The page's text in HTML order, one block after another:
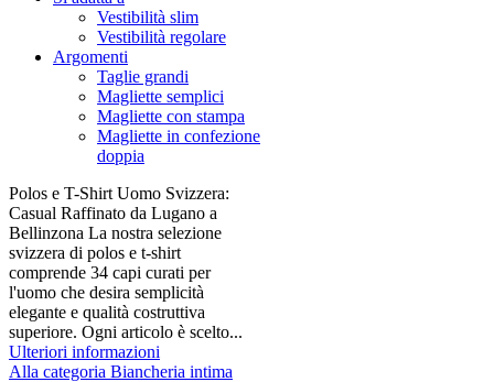
Vestibilità slim
Vestibilità regolare
Argomenti
Taglie grandi
Magliette semplici
Magliette con stampa
Magliette in confezione
doppia
Polos e T-Shirt Uomo Svizzera:
Casual Raffinato da Lugano a
Bellinzona La nostra selezione
svizzera di polos e t-shirt
comprende 34 capi curati per
l'uomo che desira semplicità
elegante e qualità costruttiva
superiore. Ogni articolo è scelto...
Ulteriori informazioni
Alla categoria Biancheria intima